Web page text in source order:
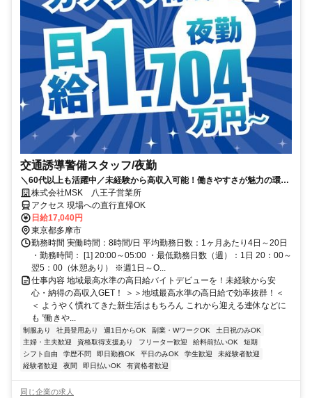
交通誘導警備スタッフ/夜勤
＼60代以上も活躍中／未経験から高収入可能！働きやすさが魅力の環境
で警備員デビューをしませんか！【月収34万円以上可能！日払いも
OK！】勤務3日前迄シフト申請が可能です！週1日～・短期もOK！あな
たのライフスタイルに合わせてお仕事しませんか！未経験者大歓迎！年
代幅広く活躍しています。
株式会社MSK 八王子営業所
アクセス 現場への直行直帰OK
日給17,040円
東京都多摩市
勤務時間 実働時間：8時間/日 平均勤務日数：1ヶ月あたり4日～20日
・勤務時間： [1] 20:00～05:00 ・最低勤務日数（週）：1日 20：00～
翌5：00（休憩あり） ※週1日～O...
仕事内容 地域最高水準の高日給バイトデビューを！未経験から安
心・納得の高収入GET！ ＞＞地域最高水準の高日給で効率抜群！＜
＜ ようやく慣れてきた新生活はもちろん これから迎える連休などに
も ”働きや...
制服あり 社員登用あり 週1日からOK 副業・WワークOK
土日祝のみOK
主婦・主夫歓迎
資格取得支援あり フリーター歓迎 給料前払いOK
短期
シフト自由
学歴不問 即日勤務OK 平日のみOK 学生歓迎
未経験者歓迎
経験者歓迎
夜間 即日払いOK 有資格者歓迎
同じ企業の求人